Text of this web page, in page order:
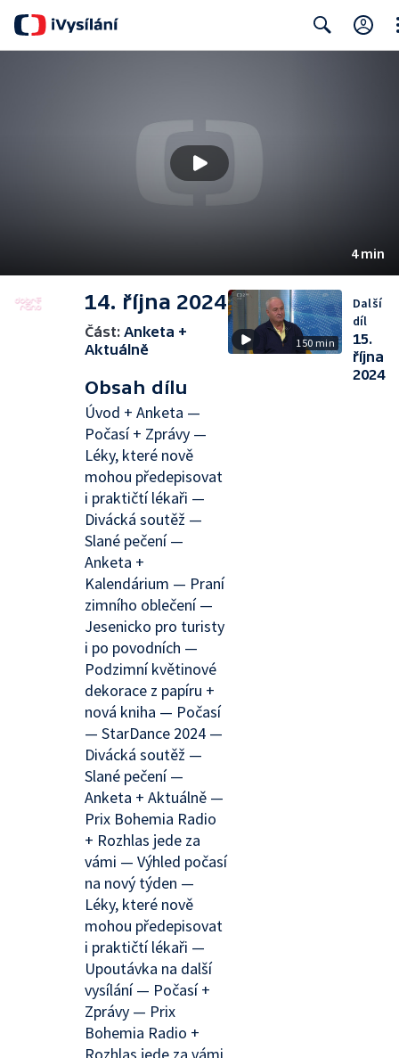
4 min
14. října 2024
Část: Anketa +
Aktuálně
Obsah dílu
Úvod + Anketa —
Počasí + Zprávy —
Léky, které nově
mohou předepisovat
i praktičtí lékaři —
Divácká soutěž —
Slané pečení —
Anketa +
Kalendárium — Praní
zimního oblečení —
Jesenicko pro turisty
i po povodních —
Podzimní květinové
dekorace z papíru +
nová kniha — Počasí
— StarDance 2024 —
Divácká soutěž —
Slané pečení —
Anketa + Aktuálně —
Prix Bohemia Radio
+ Rozhlas jede za
vámi — Výhled počasí
na nový týden —
Léky, které nově
mohou předepisovat
i praktičtí lékaři —
Upoutávka na další
vysílání — Počasí +
Zprávy — Prix
Bohemia Radio +
150 min
Další
díl
15.
října
2024